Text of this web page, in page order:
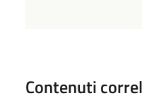
Contenuti